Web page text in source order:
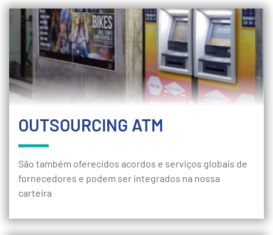
OUTSOURCING ATM
São também oferecidos acordos e serviços globais de
fornecedores e podem ser integrados na nossa
carteira